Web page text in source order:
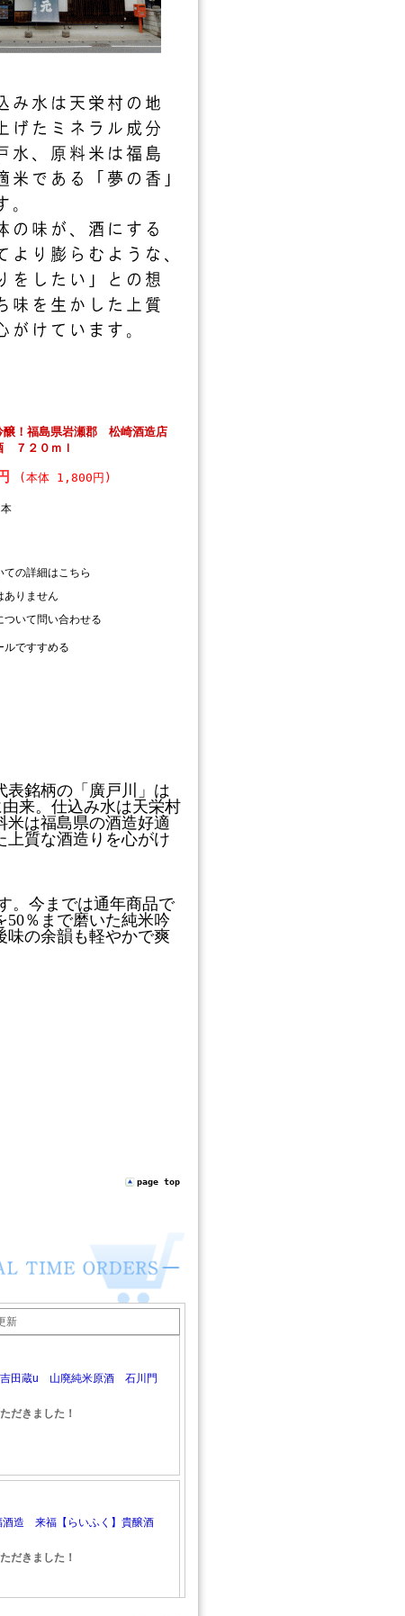
！福島県岩瀬郡 松崎酒造店
７２０ｍｌ
(本体 1,800円)
本
ての詳細はこちら
ありません
ついて問い合わせる
ルですすめる
表銘柄の「廣戸川」は
来。仕込み水は天栄村
米は福島県の酒造好適
上質な酒造りを心がけ
。今までは通年商品で
50％まで磨いた純米吟
味の余韻も軽やかで爽
page top